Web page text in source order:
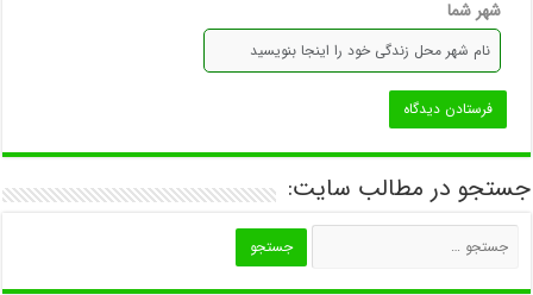
شهر شما
جستجو در مطالب سایت: